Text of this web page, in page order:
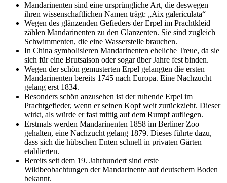
Mandarinenten sind eine ursprüngliche Art, die deswegen
ihren wissenschaftlichen Namen trägt: „Aix galericulata“
Wegen des glänzenden Gefieders der Erpel im Prachtkleid
zählen Mandarinenten zu den Glanzenten. Sie sind zugleich
Schwimmenten, die eine Wasserstelle brauchen.
In China symbolisieren Mandarinenten eheliche Treue, da sie
sich für eine Brutsaison oder sogar über Jahre fest binden.
Wegen der schön gemusterten Erpel gelangten die ersten
Mandarinenten bereits 1745 nach Europa. Eine Nachzucht
gelang erst 1834.
Besonders schön anzusehen ist der ruhende Erpel im
Prachtgefieder, wenn er seinen Kopf weit zurückzieht. Dieser
wirkt, als würde er fast mittig auf dem Rumpf aufliegen.
Erstmals werden Mandarinenten 1858 im Berliner Zoo
gehalten, eine Nachzucht gelang 1879. Dieses führte dazu,
dass sich die hübschen Enten schnell in privaten Gärten
etablierten.
Bereits seit dem 19. Jahrhundert sind erste
Wildbeobachtungen der Mandarinente auf deutschem Boden
bekannt.